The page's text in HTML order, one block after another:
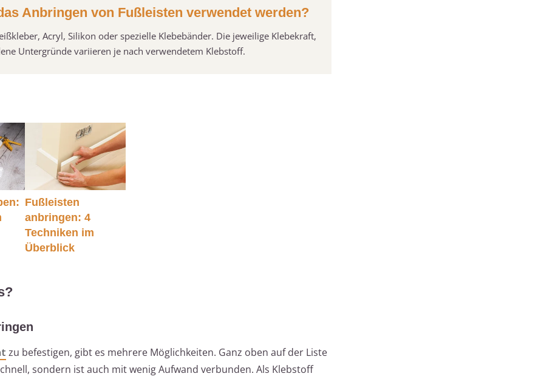
Anbringen von Fußleisten verwendet werden?
Acryl, Silikon oder spezielle Klebebänder. Die jeweilige Klebekraft,
Untergründe variieren je nach verwendetem Klebstoff.
Fußleisten
anbringen: 4
Techniken im
Überblick
zu befestigen, gibt es mehrere Möglichkeiten. Ganz oben auf der Liste
sondern ist auch mit wenig Aufwand verbunden. Als Klebstoff